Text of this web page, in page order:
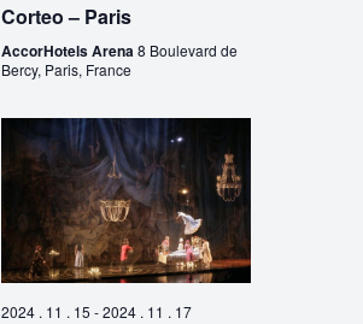
Corteo – Paris
AccorHotels Arena8 Boulevard de
Bercy, Paris, France
2024 . 11 . 15 -2024 . 11 . 17